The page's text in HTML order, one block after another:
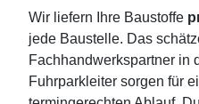
Wir liefern Ihre Baustoffe
jede Baustelle. Das
Fachhandwerkspartner in
Fuhrparkleiter sorgen für